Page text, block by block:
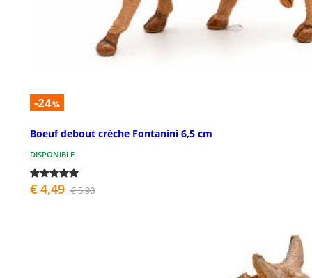
-24%
Boeuf debout crèche Fontanini 6,5 cm
DISPONIBLE
€ 4,49 € 5,90